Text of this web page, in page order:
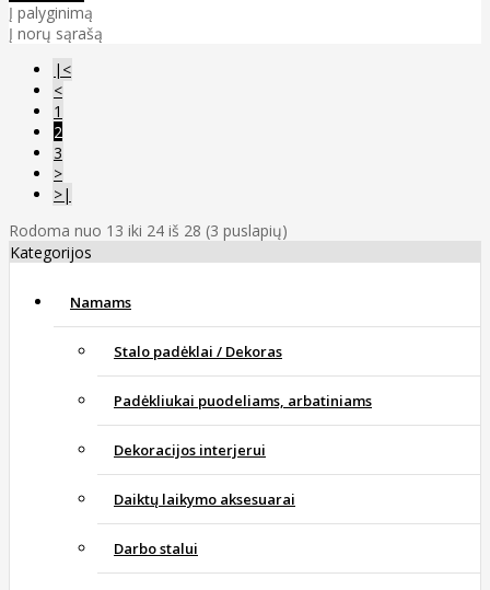
Į palyginimą
Į norų sąrašą
|<
<
1
2
3
>
>|
Rodoma nuo 13 iki 24 iš 28 (3 puslapių)
Kategorijos
Namams
Stalo padėklai / Dekoras
Padėkliukai puodeliams, arbatiniams
Dekoracijos interjerui
Daiktų laikymo aksesuarai
Darbo stalui